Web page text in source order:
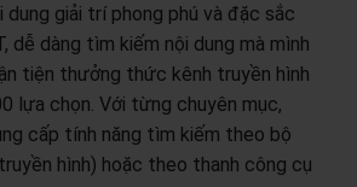
giải trí phong phú và đặc sắc
dễ dàng tìm kiếm nội dung mà mình
tiện thưởng thức kênh truyền hình
lựa chọn. Với từng chuyên mục,
cấp tính năng tìm kiếm theo bộ
hình) hoặc theo thanh công cụ